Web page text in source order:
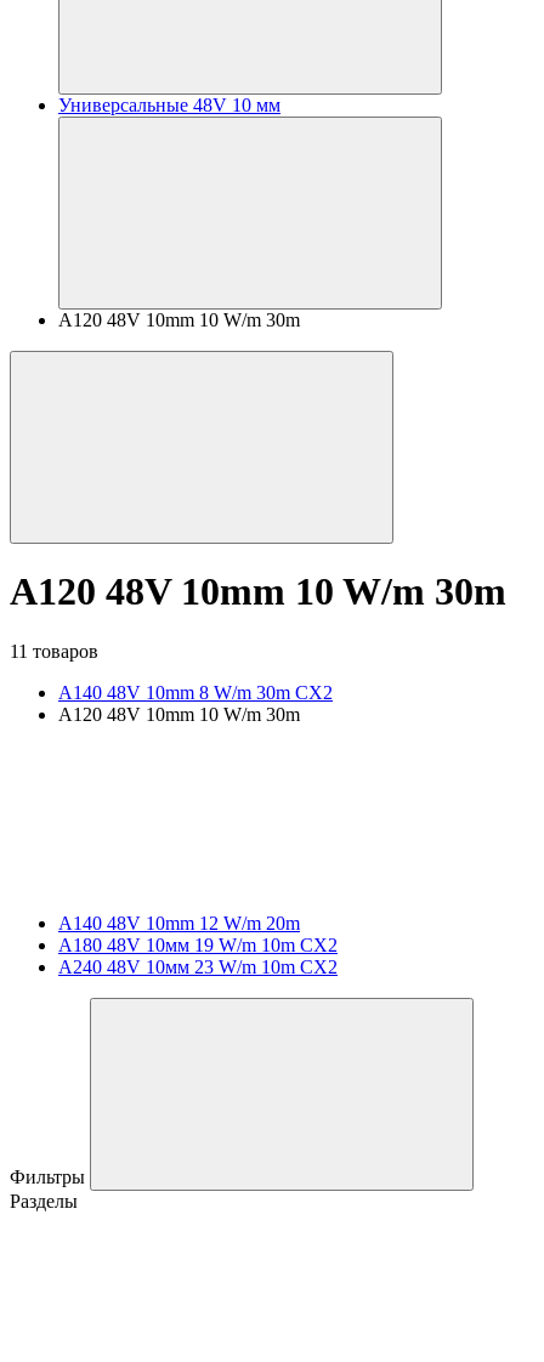
Универсальные 48V 10 мм
A120 48V 10mm 10 W/m 30m
A120 48V 10mm 10 W/m 30m
11 товаров
A140 48V 10mm 8 W/m 30m CX2
A120 48V 10mm 10 W/m 30m
A140 48V 10mm 12 W/m 20m
A180 48V 10мм 19 W/m 10m CX2
A240 48V 10мм 23 W/m 10m CX2
Фильтры
Разделы